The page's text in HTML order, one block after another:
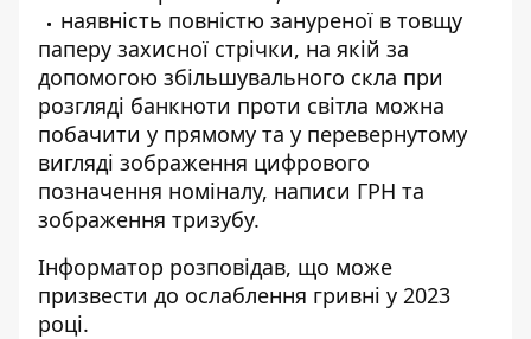
наявність повністю зануреної в товщу
паперу захисної стрічки, на якій за
допомогою збільшувального скла при
розгляді банкноти проти світла можна
побачити у прямому та у перевернутому
вигляді зображення цифрового
позначення номіналу, написи ГРН та
зображення тризубу.
Інформатор розповідав, що може
призвести до ослаблення гривні у 2023
році.